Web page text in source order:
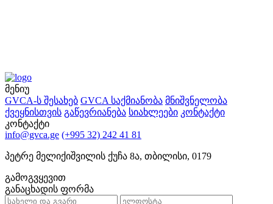
მენიუ
GVCA-ს შესახებ GVCA საქმიანობა მნიშვნელობა
ქვეყნისთვის გაწევრიანება სიახლეები კონტაქტი
კონტაქტი
info@gvca.ge (+995 32) 242 41 81
პეტრე მელიქიშვილის ქუჩა 8ა, თბილისი, 0179
გამოგვყევით
განაცხადის ფორმა